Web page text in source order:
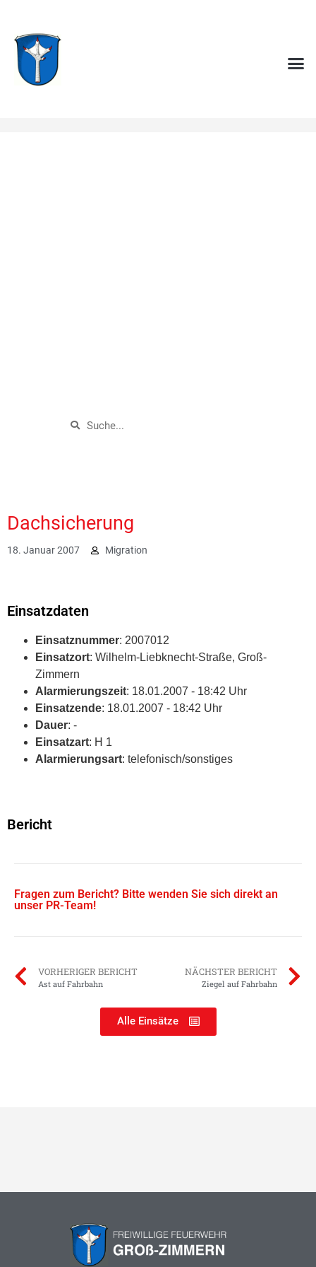
Dachsicherung
18. Januar 2007 Migration
Einsatzdaten
Einsatznummer: 2007012
Einsatzort: Wilhelm-Liebknecht-Straße, Groß-
Zimmern
Alarmierungszeit: 18.01.2007 - 18:42 Uhr
Einsatzende: 18.01.2007 - 18:42 Uhr
Dauer: -
Einsatzart: H 1
Alarmierungsart: telefonisch/sonstiges
Bericht
Fragen zum Bericht? Bitte wenden Sie sich direkt an
unser PR-Team!
VORHERIGER BERICHT
Ast auf Fahrbahn
NÄCHSTER BERICHT
Ziegel auf Fahrbahn
Alle Einsätze